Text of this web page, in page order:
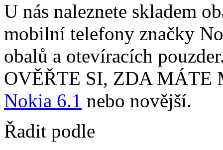
U nás naleznete skladem
mobilní telefony značky
obalů a otevíracích
OVĚŘTE SI, ZDA
Nokia 6.1 nebo novější.
Řadit podle